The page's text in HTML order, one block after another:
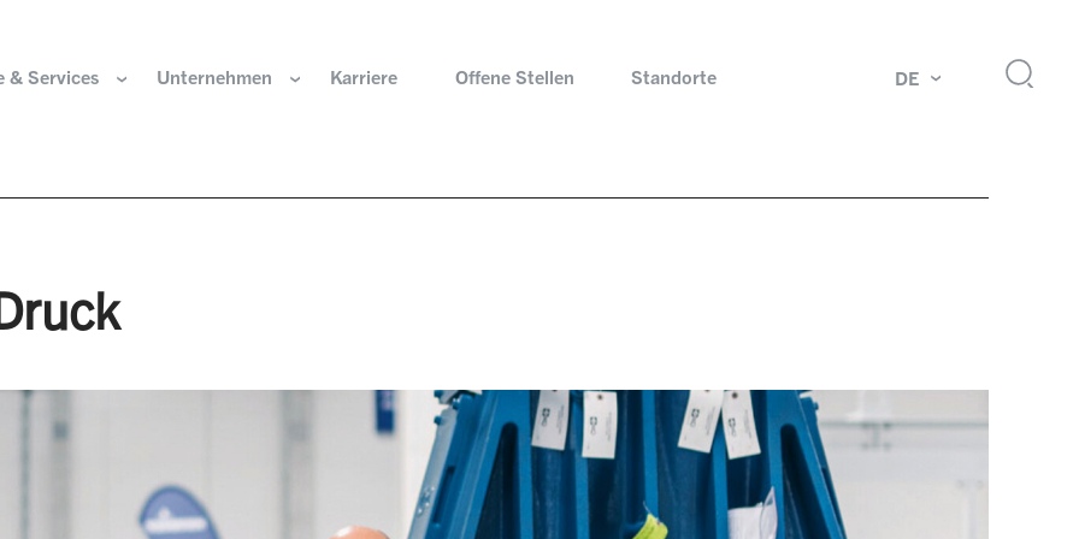
& Services
Aktuatorik für Türen, Klappen und Chassis
Lösungen für hochpräzise Bewegung und
Industrien – unsere Kernmärkte
Unternehmen Karriere Offene Stellen Standorte DE